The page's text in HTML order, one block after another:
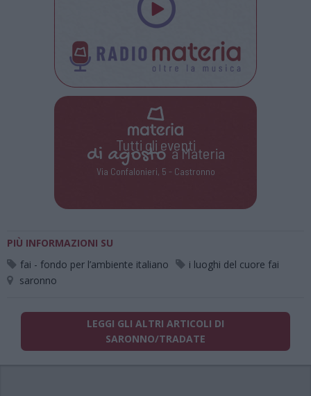
Tutti gli eventi
di agostoa Materia
Via Confalonieri, 5 - Castronno
PIÙ INFORMAZIONI SU
fai - fondo per l’ambiente italiano
i luoghi del cuore fai
saronno
LEGGI GLI ALTRI ARTICOLI DI
SARONNO/TRADATE